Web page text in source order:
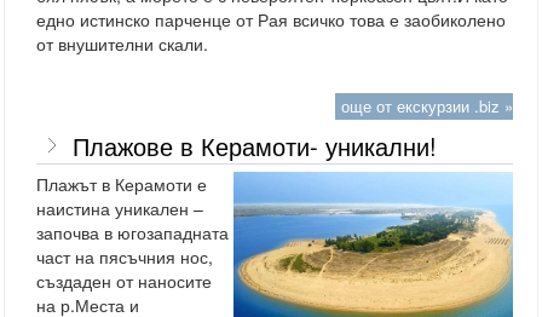
едно истинско парченце от Рая всичко това е заобиколено
от внушителни скали.
още от екскурзии .biz »
Плажове в Керамоти- уникални!
Плажът в Керамоти е
наистина уникален –
започва в югозападната
част на пясъчния нос,
създаден от наносите
на р.Места и